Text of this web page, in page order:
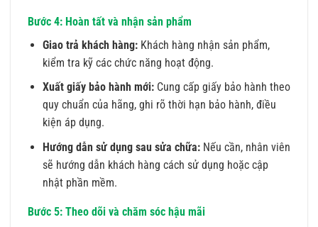
Bước 4: Hoàn tất và nhận sản phẩm
Giao trả khách hàng:Khách hàng nhận sản phẩm,
kiểm tra kỹ các chức năng hoạt động.
Xuất giấy bảo hành mới:Cung cấp giấy bảo hành theo
quy chuẩn của hãng, ghi rõ thời hạn bảo hành, điều
kiện áp dụng.
Hướng dẫn sử dụng sau sửa chữa:Nếu cần, nhân viên
sẽ hướng dẫn khách hàng cách sử dụng hoặc cập
nhật phần mềm.
Bước 5: Theo dõi và chăm sóc hậu mãi